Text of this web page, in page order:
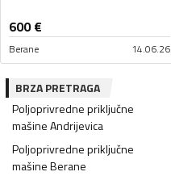
600€
Berane 14.06.26
BRZA PRETRAGA
Poljoprivredne priključne
mašineAndrijevica
Poljoprivredne priključne
mašineBerane